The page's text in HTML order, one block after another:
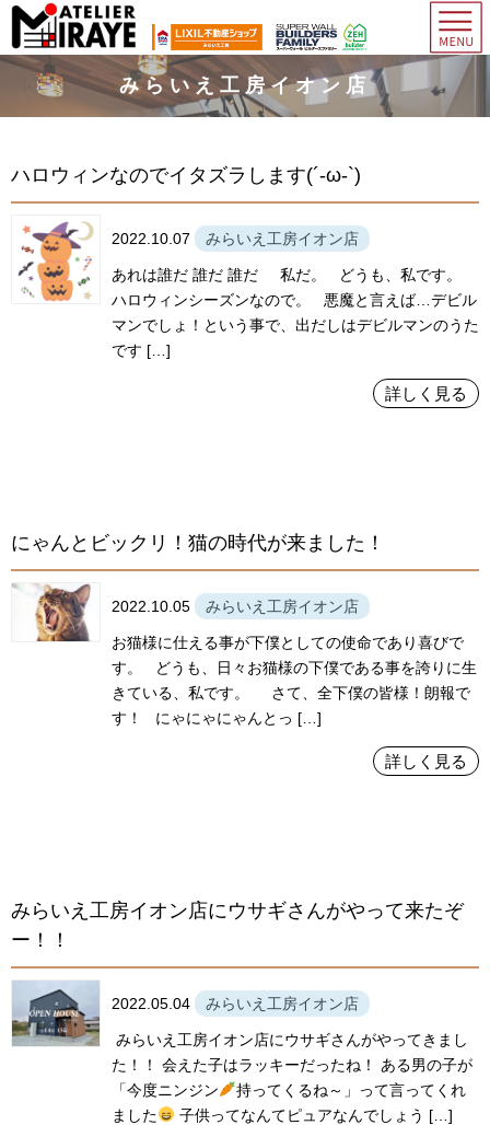
みらいえ工房イオン店
ハロウィンなのでイタズラします(´-ω-`)
2022.10.07 みらいえ工房イオン店
あれは誰だ 誰だ 誰だ 私だ。 どうも、私です。
ハロウィンシーズンなので。 悪魔と言えば…デビル
マンでしょ！という事で、出だしはデビルマンのうた
です […]
詳しく見る
にゃんとビックリ！猫の時代が来ました！
2022.10.05 みらいえ工房イオン店
お猫様に仕える事が下僕としての使命であり喜びで
す。 どうも、日々お猫様の下僕である事を誇りに生
きている、私です。 さて、全下僕の皆様！朗報で
す！ にゃにゃにゃんとっ […]
詳しく見る
みらいえ工房イオン店にウサギさんがやって来たぞ
ー！！
2022.05.04 みらいえ工房イオン店
みらいえ工房イオン店にウサギさんがやってきまし
た！！ 会えた子はラッキーだったね！ ある男の子が
「今度ニンジン
持ってくるね～」って言ってくれ
ました
子供ってなんてピュアなんでしょう […]